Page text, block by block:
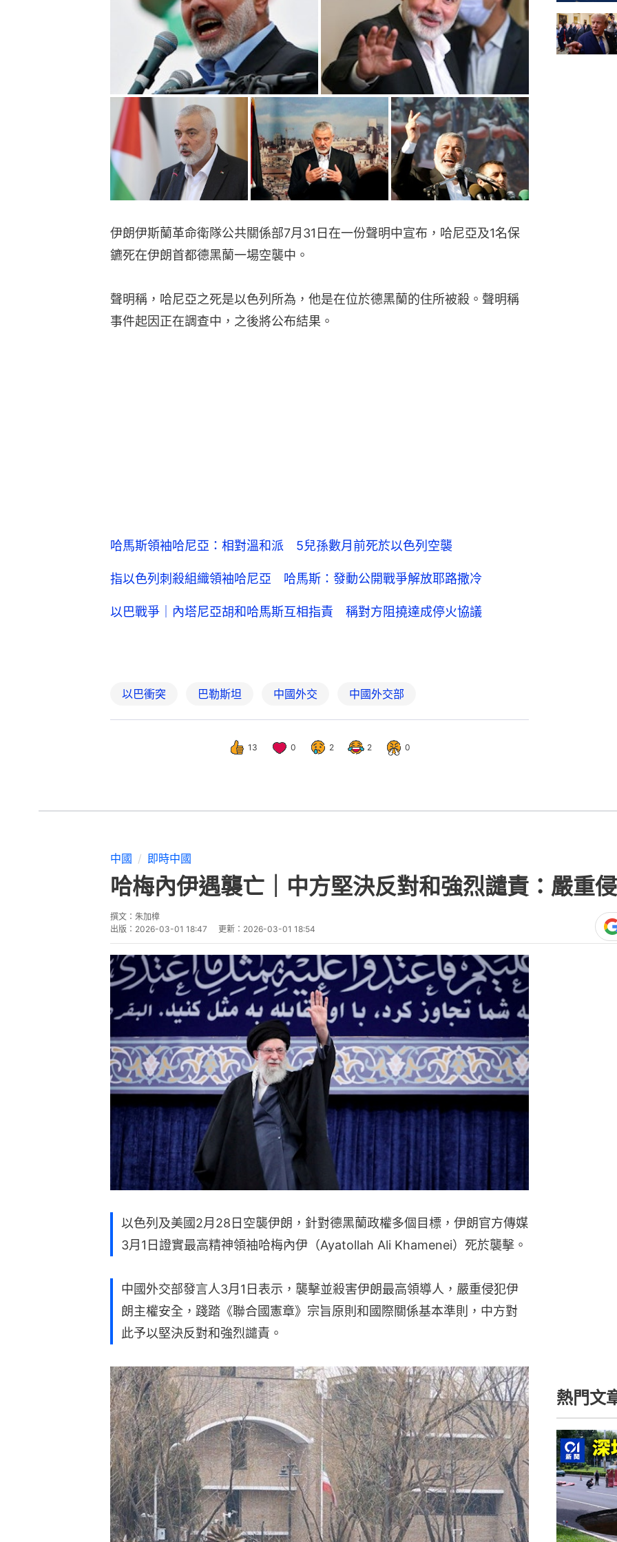
伊朗伊斯蘭革命衛隊公共關係部7月31日在一份聲明中宣布，哈尼亞及1名保
鑣死在伊朗首都德黑蘭一場空襲中。
聲明稱，哈尼亞之死是以色列所為，他是在位於德黑蘭的住所被殺。聲明稱
事件起因正在調查中，之後將公布結果。
哈馬斯領袖哈尼亞：相對溫和派 5兒孫數月前死於以色列空襲
指以色列刺殺組織領袖哈尼亞 哈馬斯：發動公開戰爭解放耶路撒冷
以巴戰爭｜內塔尼亞胡和哈馬斯互相指責 稱對方阻撓達成停火協議
以巴衝突 巴勒斯坦 中國外交 中國外交部
13 0 2 2 0
中國 即時中國
哈梅內伊遇襲亡｜中方堅決反對和強烈譴責：嚴重
撰文： 朱加樟
出版： 2026-03-01 18:47 更新： 2026-03-01 18:54
以色列及美國2月28日空襲伊朗，針對德黑蘭政權多個目標，伊朗官方傳媒
3月1日證實最高精神領袖哈梅內伊（Ayatollah Ali Khamenei）死於襲擊。
中國外交部發言人3月1日表示，襲擊並殺害伊朗最高領導人，嚴重侵犯伊
朗主權安全，踐踏《聯合國憲章》宗旨原則和國際關係基本準則，中方對
此予以堅決反對和強烈譴責。
熱門文